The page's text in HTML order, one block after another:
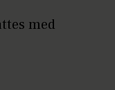
med